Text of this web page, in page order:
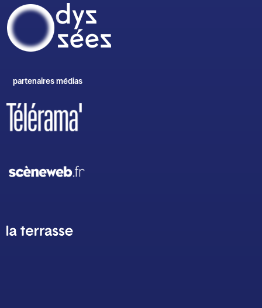
partenaires médias